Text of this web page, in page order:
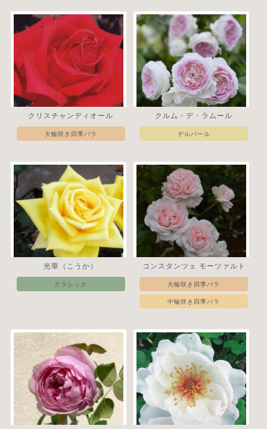
クリスチャンディオール
大輪咲き四季バラ
クルム・デ・ラムール
デルバール
光華（こうか）
クラシック
コンスタンツェ モーツァルト
大輪咲き四季バラ
中輪咲き四季バラ